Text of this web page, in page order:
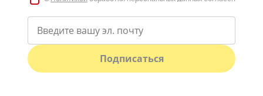
Подписаться